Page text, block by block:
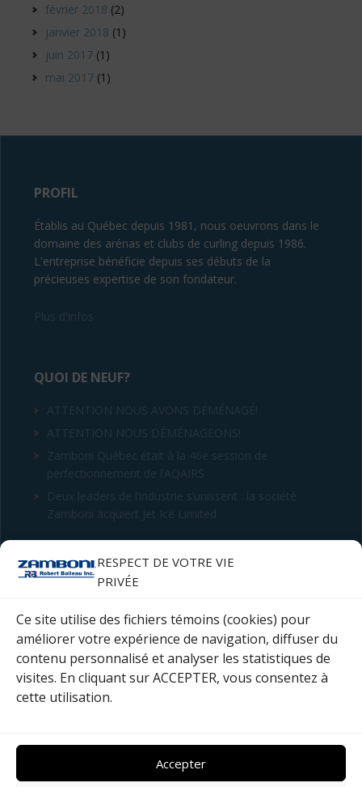
RESPECT DE VOTRE VIE
PRIVÉE
Ce site utilise des fichiers témoins (cookies) pour
améliorer votre expérience de navigation, diffuser du
contenu personnalisé et analyser les statistiques de
visites. En cliquant sur ACCEPTER, vous consentez à
cette utilisation.
Accepter
février 2018 (2)
janvier 2018 (1)
juin 2017 (1)
mai 2017 (1)
PROFIL
Établis au Québec depuis 1981, nous oeuvrons dans le
domaine des arénas et clubs de curling depuis 1986.
L'entreprise bénéficie depuis ses débuts de la
précieuses expertise de son fondateur.
QUOI DE NEUF?
CONTACT
Robert Boileau inc.
Saint-Laurent (Québec) H4T 1S5
Téléphone : 514 333-8420
Courriel :Complétez le formulaire